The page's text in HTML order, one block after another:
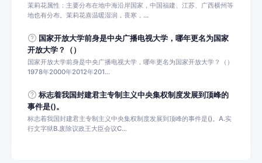
茉莉花属性：主要分布在地中海沿岸国家，中国福建、江苏、广西横州等
地也有分布。茉莉花喜温暖湿润，畏寒，...
国家开放大学前身是中央广播电视大学，哪年更名为国家
开放大学？（）
国家开放大学前身是中央广播电视大学，哪年更名为国家开放大学？（）
1978年2000年2012年201...
标志着我国封建君主专制主义中央集权制度发展到顶峰的
事件是()。
标志着我国封建君主专制主义中央集权制度发展到顶峰的事件是()。A.实
行文字狱B.废除议政王大臣会议C...